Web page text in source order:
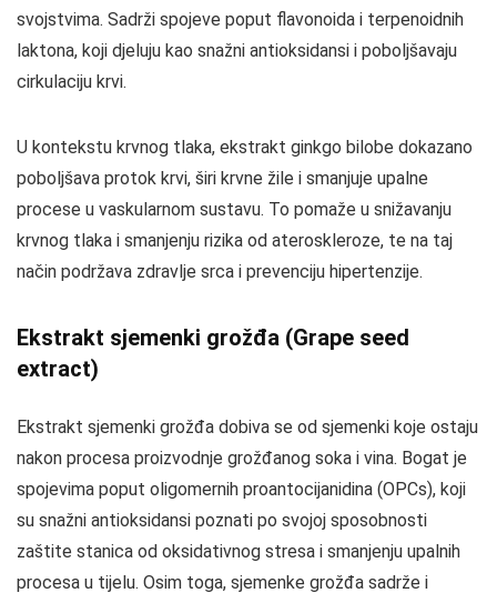
svojstvima. Sadrži spojeve poput flavonoida i terpenoidnih
laktona, koji djeluju kao snažni antioksidansi i poboljšavaju
cirkulaciju krvi.
U kontekstu krvnog tlaka, ekstrakt ginkgo bilobe dokazano
poboljšava protok krvi, širi krvne žile i smanjuje upalne
procese u vaskularnom sustavu. To pomaže u snižavanju
krvnog tlaka i smanjenju rizika od ateroskleroze, te na taj
način podržava zdravlje srca i prevenciju hipertenzije.
Ekstrakt sjemenki grožđa (Grape seed
extract)
Ekstrakt sjemenki grožđa dobiva se od sjemenki koje ostaju
nakon procesa proizvodnje grožđanog soka i vina. Bogat je
spojevima poput oligomernih proantocijanidina (OPCs), koji
su snažni antioksidansi poznati po svojoj sposobnosti
zaštite stanica od oksidativnog stresa i smanjenju upalnih
procesa u tijelu. Osim toga, sjemenke grožđa sadrže i